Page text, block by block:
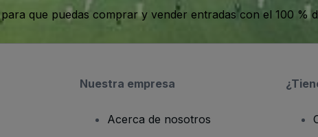
que puedas comprar y vender entradas con el 100 %
Nuestra empresa
Acerca de nosotros